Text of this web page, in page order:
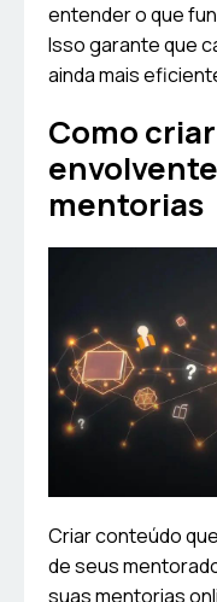
entender o que
Isso garante que
ainda mais
Como
mentorias
Criar conteúdo
de seus
suas mentorias